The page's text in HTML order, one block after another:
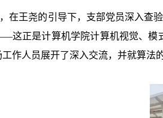
在王尧的引导下，支部党员深入查
这正是计算机学院计算机视觉、模
工作人员展开了深入交流，并就算法